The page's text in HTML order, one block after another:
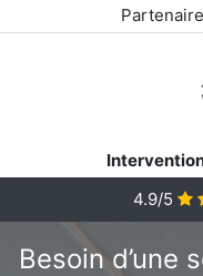
4.9/5
Besoin d’une